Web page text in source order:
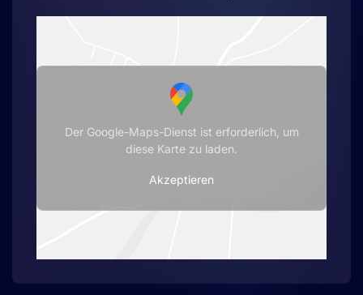
Der Google-Maps-Dienst ist erforderlich, um
diese Karte zu laden.
Akzeptieren